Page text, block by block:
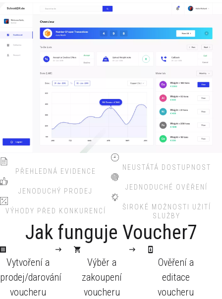
NEUSTÁTÁ DOSTUPNOST
JEDNODUCHÉ OVĚŘENÍ
ŠIROKÉ MOŽNOSTI UŽITÍ
SLUŽBY
PŘEHLEDNÁ EVIDENCE
JENODUCHÝ PRODEJ
VÝHODY PŘED KONKURENCÍ
Jak funguje Voucher7
Vytvoření a
prodej/darování
voucheru
Výběr a
zakoupení
voucheru
Ověření a
editace
voucheru